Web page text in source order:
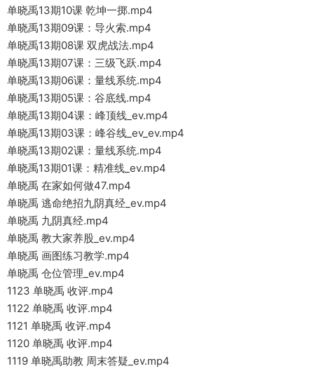
单晓禹13期10课 乾坤一掷.mp4
单晓禹13期09课：导火索.mp4
单晓禹13期08课 双虎战法.mp4
单晓禹13期07课：三级飞跃.mp4
单晓禹13期06课：量线系统.mp4
单晓禹13期05课：谷底线.mp4
单晓禹13期04课：峰顶线_ev.mp4
单晓禹13期03课：峰谷线_ev_ev.mp4
单晓禹13期02课：量线系统.mp4
单晓禹13期01课：精准线_ev.mp4
单晓禹 在家如何做47.mp4
单晓禹 逃命绝招九阴真经_ev.mp4
单晓禹 九阴真经.mp4
单晓禹 教大家养股_ev.mp4
单晓禹 画图练习教学.mp4
单晓禹 仓位管理_ev.mp4
1123 单晓禹 收评.mp4
1122 单晓禹 收评.mp4
1121 单晓禹 收评.mp4
1120 单晓禹 收评.mp4
1119 单晓禹助教 周末答疑_ev.mp4